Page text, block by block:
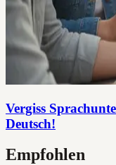
Vergiss
Deutsch!
Empfohlen